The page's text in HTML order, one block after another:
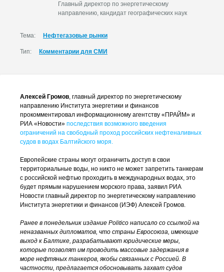
Главный директор по энергетическому
направлению, кандидат географических наук
Тема: Нефтегазовые рынки
Тип: Комментарии для СМИ
Алексей Громов, главный директор по энергетическому
направлению Института энергетики и финансов
прокомментировал информационному агентству «ПРАЙМ» и
РИА «Новости» последствия возможного введения
ограничений на свободный проход российских нефтеналивных
судов в водах Балтийского моря.
Европейские страны могут ограничить доступ в свои
территориальные воды, но никто не может запретить танкерам
с российской нефтью проходить в международных водах, это
будет прямым нарушением морского права, заявил РИА
Новости главный директор по энергетическому направлению
Института энергетики и финансов (ИЭФ) Алексей Громов.
Ранее в понедельник издание Politico написало со ссылкой на
неназванных дипломатов, что страны Евросоюза, имеющие
выход к Балтике, разрабатывают юридические меры,
которые позволят им проводить массовые задержания в
море нефтяных танкеров, якобы связанных с Россией. В
частности, предлагается обосновывать захват судов